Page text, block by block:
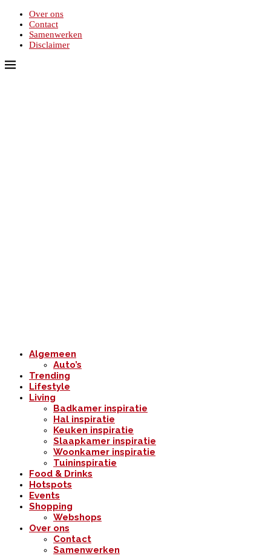
Over ons
Contact
Samenwerken
Disclaimer
Algemeen
Auto’s
Trending
Lifestyle
Living
Badkamer inspiratie
Hal inspiratie
Keuken inspiratie
Slaapkamer inspiratie
Woonkamer inspiratie
Tuininspiratie
Food & Drinks
Hotspots
Events
Shopping
Webshops
Over ons
Contact
Samenwerken